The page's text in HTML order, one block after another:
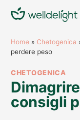
Home » Chetogenica
perdere peso
CHETOGENICA
consigli